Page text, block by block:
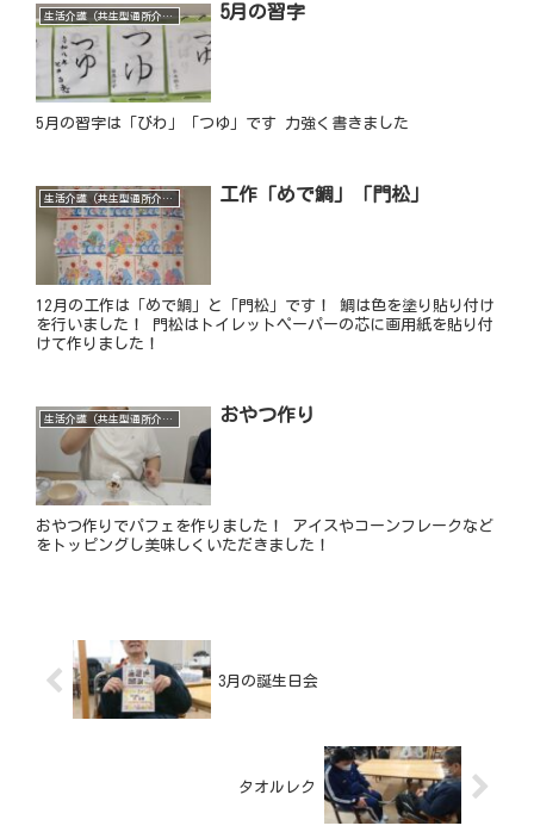
生活介護（共生型通所介護） 5月の習字
5月の習字は「びわ」「つゆ」です 力強く書きました
生活介護（共生型通所介護） 工作「めで鯛」「門松」
12月の工作は「めで鯛」と「門松」です！ 鯛は色を塗り貼り付け
を行いました！ 門松はトイレットペーパーの芯に画用紙を貼り付
けて作りました！
生活介護（共生型通所介護） おやつ作り
おやつ作りでパフェを作りました！ アイスやコーンフレークなど
をトッピングし美味しくいただきました！
3月の誕生日会
タオルレク